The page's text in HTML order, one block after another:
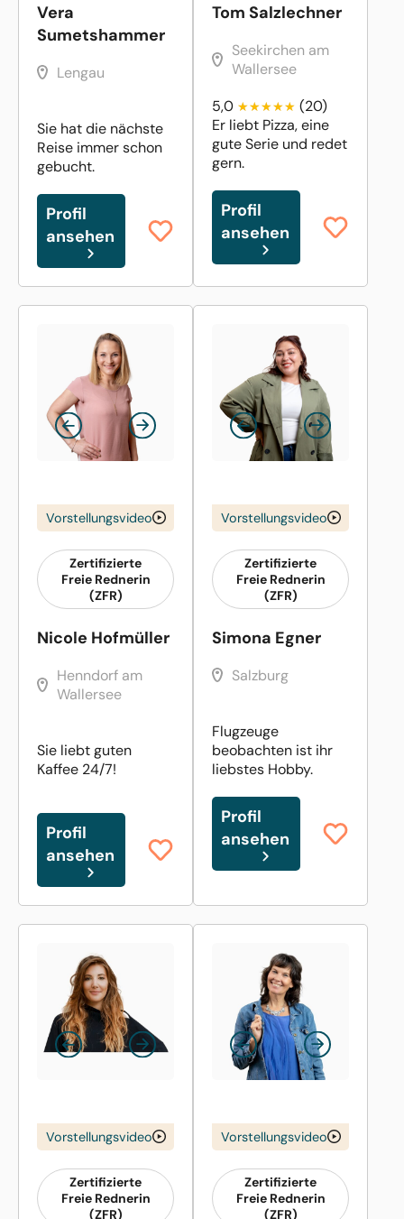
Vera
Sumetshammer
Lengau
Sie hat die nächste
Reise immer schon
gebucht.
Profil
ansehen
Tom Salzlechner
Seekirchen am
Wallersee
5,0
(20)
Er liebt Pizza, eine
gute Serie und redet
gern.
Profil
ansehen
Vorstellungsvideo
Zertifizierte
Freie Rednerin
(ZFR)
Nicole Hofmüller
Henndorf am
Wallersee
Sie liebt guten
Kaffee 24/7!
Profil
ansehen
Vorstellungsvideo
Zertifizierte
Freie Rednerin
(ZFR)
Simona Egner
Salzburg
Flugzeuge
beobachten ist ihr
liebstes Hobby.
Profil
ansehen
Vorstellungsvideo
Zertifizierte
Freie Rednerin
(ZFR)
Vorstellungsvideo
Zertifizierte
Freie Rednerin
(ZFR)